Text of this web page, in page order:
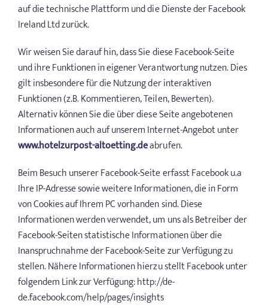
auf die technische Plattform und die Dienste der Facebook
Ireland Ltd zurück.
Wir weisen Sie darauf hin, dass Sie diese Facebook-Seite
und ihre Funktionen in eigener Verantwortung nutzen. Dies
gilt insbesondere für die Nutzung der interaktiven
Funktionen (z.B. Kommentieren, Teilen, Bewerten).
Alternativ können Sie die über diese Seite angebotenen
Informationen auch auf unserem Internet-Angebot unter
www.hotelzurpost-altoetting.deabrufen.
Beim Besuch unserer Facebook-Seite erfasst Facebook u.a
Ihre IP-Adresse sowie weitere Informationen, die in Form
von Cookies auf Ihrem PC vorhanden sind. Diese
Informationen werden verwendet, um uns als Betreiber der
Facebook-Seiten statistische Informationen über die
Inanspruchnahme der Facebook-Seite zur Verfügung zu
stellen. Nähere Informationen hierzu stellt Facebook unter
folgendem Link zur Verfügung: http://de-
de.facebook.com/help/pages/insights